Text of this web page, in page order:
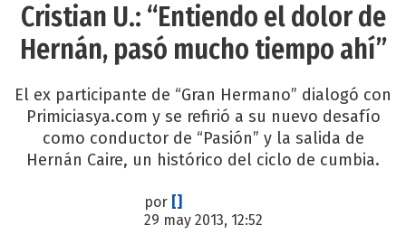
Cristian U.: “Entiendo el dolor de
Hernán, pasó mucho tiempo ahí”
El ex participante de “Gran Hermano” dialogó con
Primiciasya.com y se refirió a su nuevo desafío
como conductor de “Pasión” y la salida de
Hernán Caire, un histórico del ciclo de cumbia.
por []
29 may 2013, 12:52